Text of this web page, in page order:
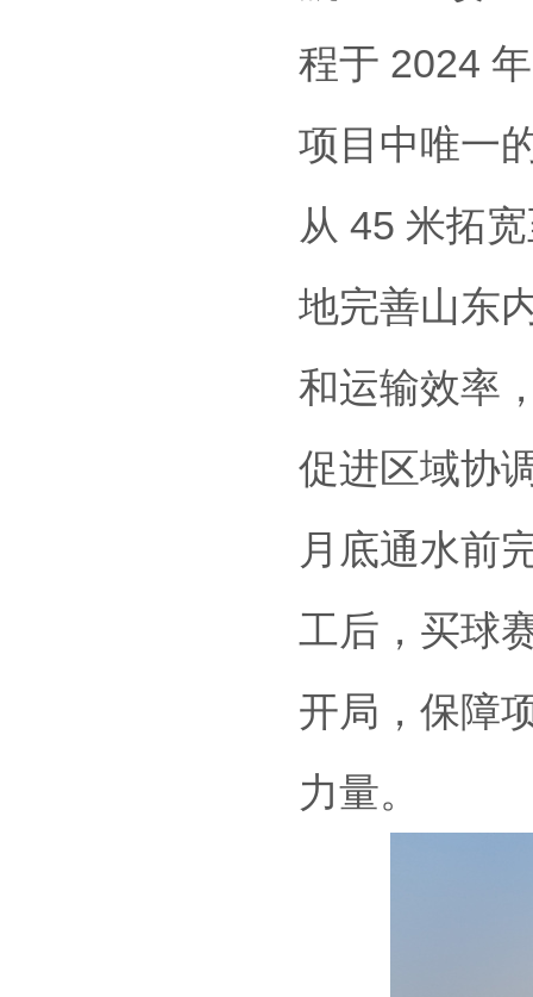
程于 2024
项目中唯一
从 45 米拓
地完善山东
和运输效率
促进区域协
月底通水前
工后，买球
开局，保障
力量。